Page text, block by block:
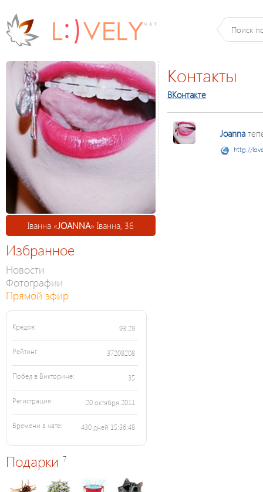
Іванна «JOANNA» Іванна, 36
Избранное
Новости
Фотографии
Прямой эфир
Кредов: 93.29
Рейтинг: 37208208
Побед в Викторине: 35
Регистрация: 20 октября 2011
Времени в чате: 430 дней 15:36:48
Подарки 7
Контакты
ВКонтакте
Joanna
http://